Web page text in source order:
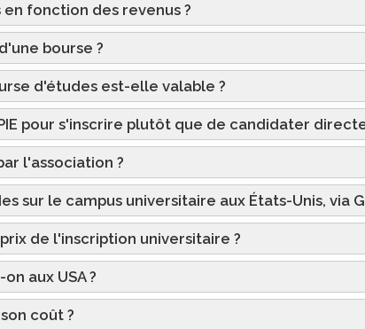
fonction des revenus ?
bourse ?
d'études est-elle valable ?
pour s'inscrire plutôt que de candidater
l'association ?
sur le campus universitaire aux États-Unis, via
de l'inscription universitaire ?
aux USA ?
coût ?